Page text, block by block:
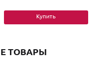
Купить
ТОВАРЫ